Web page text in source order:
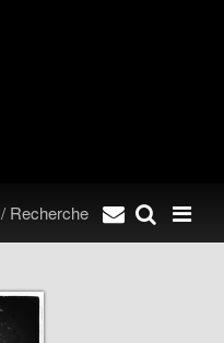
/ Recherche